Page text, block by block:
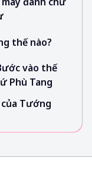
thế nào?
vào thế
Phù Tang
của Tướng